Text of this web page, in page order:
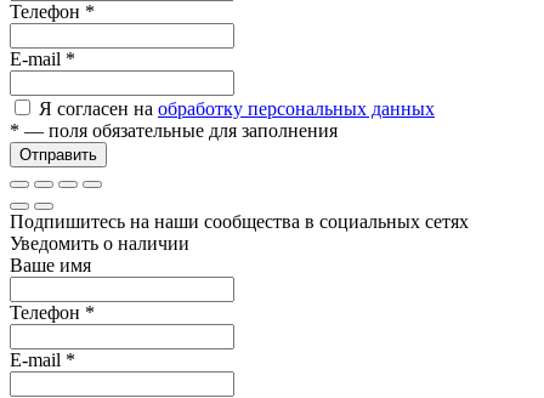
Телефон *
E-mail *
Я согласен на обработку персональных данных
* — поля обязательные для заполнения
Отправить
Подпишитесь на наши сообщества в социальных сетях
Уведомить о наличии
Ваше имя
Телефон *
E-mail *